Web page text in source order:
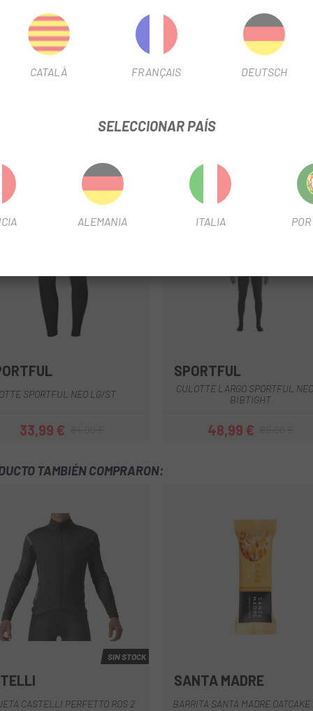
la rodilla
en corte vivo en la terminación de la pierna
en la parte delantera y trasera
SPORTFUL NEO LG/ST
Precio
33,99 €Precio regular
Azul
SPORTFUL
CULOTTE LARGO SPORTFUL
BIBTIGHT
Precio
48,99 €Precio regular
TAMBIÉN COMPRARON:
AzulAzul Oscuro
SIN STOCK
CASTELLI PERFETTO ROS 2
Multi
SANTA MADRE
BARRITA SANTA MADRE OATCAKE
CATALÀ FRANÇAIS DEUTSCH
SELECCIONAR PAÍS
ALEMANIA ITALIA